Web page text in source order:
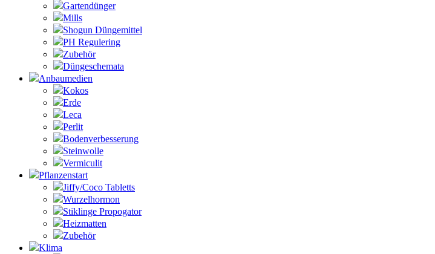
Gartendünger
Mills
Shogun Düngemittel
PH Regulering
Zubehör
Düngeschemata
Anbaumedien
Kokos
Erde
Leca
Perlit
Bodenverbesserung
Steinwolle
Vermiculit
Pflanzenstart
Jiffy/Coco Tabletts
Wurzelhormon
Stiklinge Propogator
Heizmatten
Zubehör
Klima